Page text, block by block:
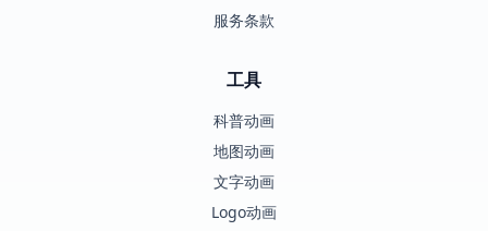
服务条款
工具
科普动画
地图动画
文字动画
Logo动画